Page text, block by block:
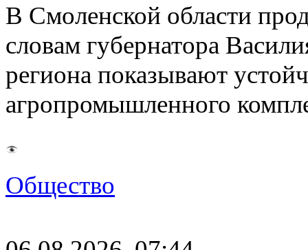
В Смоленской области
словам губернатора
региона показывают
агропромышленного
Общество